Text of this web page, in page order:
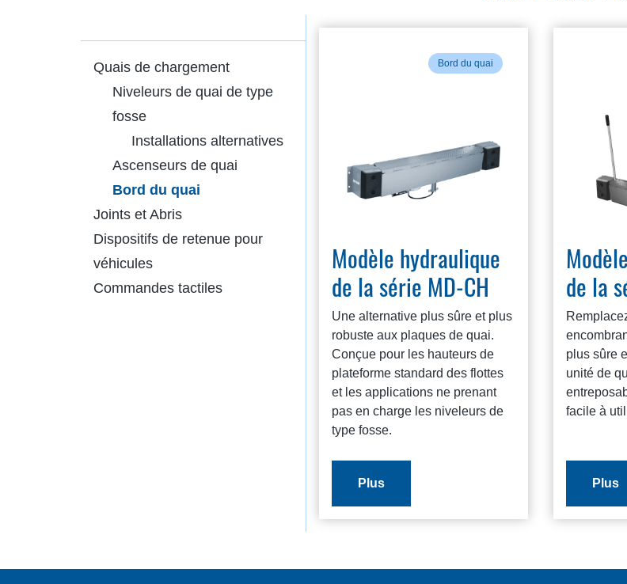
Quais de chargement
Niveleurs de quai de type
fosse
Installations alternatives
Ascenseurs de quai
Bord du quai
Joints et Abris
Dispositifs de retenue pour
véhicules
Commandes tactiles
Bord du quai
Modèle hydraulique
de la série MD-CH
Une alternative plus sûre et plus
robuste aux plaques de quai.
Conçue pour les hauteurs de
plateforme standard des flottes
et les applications ne prenant
pas en charge les niveleurs de
type fosse.
Plus
de la
plus sûre
unité de
facile à
Plus